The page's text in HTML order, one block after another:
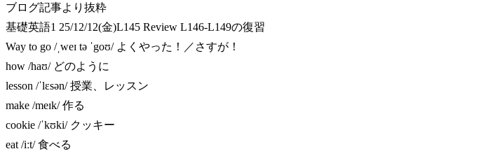
ブログ記事より抜粋
基礎英語1 25/12/12(金)L145 Review L146-L149の復習
Way to go /ˌweɪ tə ˈgoʊ/ よくやった！／さすが！
how /haʊ/ どのように
lesson /ˈlɛsən/ 授業、レッスン
make /meɪk/ 作る
cookie /ˈkʊki/ クッキー
eat /iːt/ 食べる